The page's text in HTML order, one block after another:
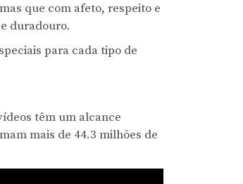
que com afeto, respeito e
duradouro.
para cada tipo de
têm um alcance
mais de 44.3 milhões de